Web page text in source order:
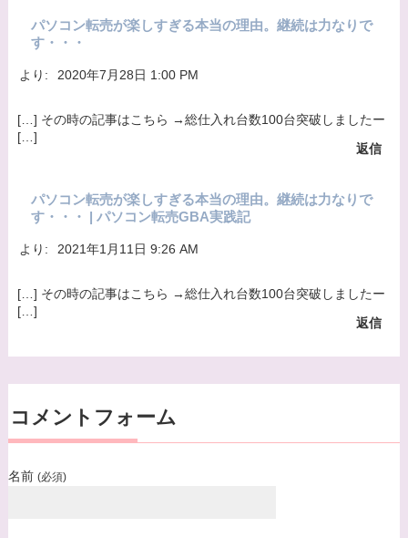
内容確認後、折り返しメールでの連絡をした後、
適切な処理ができるよう努めます。
パソコン転売が楽しすぎる本当の理由。継続は力なりで
す・・・
より: 2020年7月28日 1:00 PM
[…] その時の記事はこちら →総仕入れ台数100台突破しましたー
[…]
返信
パソコン転売が楽しすぎる本当の理由。継続は力なりで
す・・・ | パソコン転売GBA実践記
より: 2021年1月11日 9:26 AM
[…] その時の記事はこちら →総仕入れ台数100台突破しましたー
[…]
返信
コメントフォーム
名前 (必須)